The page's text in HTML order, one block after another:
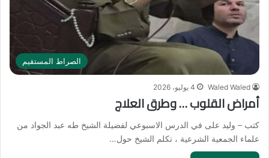
الصراط المستقيم
Waled Waled 4 يوليو، 2026
أمراض القلوب … وطرق العلاج
كتب – وليد على في الدرس الاسبوعي لفضيلة الشيخ طه عبد الجواد من
علماء الجمعية الشرعية ، تكلم الشيخ حول…